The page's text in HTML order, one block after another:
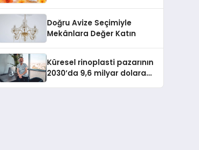
Doğru Avize Seçimiyle
Mekânlara Değer Katın
Küresel rinoplasti pazarının
2030’da 9,6 milyar dolara